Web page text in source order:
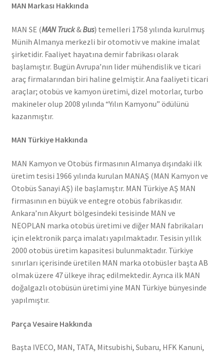
MAN Markası Hakkında
MAN SE (MAN Truck&Bus) temelleri 1758 yılında kurulmuş
Münih Almanya merkezli bir otomotiv ve makine imalat
şirketidir. Faaliyet hayatına demir fabrikası olarak
başlamıştır. Bugün Avrupa’nın lider mühendislik ve ticari
araç firmalarından biri haline gelmiştir. Ana faaliyeti ticari
araçlar; otobüs ve kamyon üretimi, dizel motorlar, turbo
makineler olup 2008 yılında “Yılın Kamyonu” ödülünü
kazanmıştır.
MAN Türkiye Hakkında
MAN Kamyon ve Otobüs firmasının Almanya dışındaki ilk
üretim tesisi 1966 yılında kurulan MANAŞ (MAN Kamyon ve
Otobüs Sanayi AŞ) ile başlamıştır. MAN Türkiye AŞ MAN
firmasının en büyük ve entegre otobüs fabrikasıdır.
Ankara’nın Akyurt bölgesindeki tesisinde MAN ve
NEOPLAN marka otobüs üretimi ve diğer MAN fabrikaları
için elektronik parça imalatı yapılmaktadır. Tesisin yıllık
2000 otobüs üretim kapasitesi bulunmaktadır. Türkiye
sınırları içerisinde üretilen MAN marka otobüsler başta AB
olmak üzere 47 ülkeye ihraç edilmektedir. Ayrıca ilk MAN
doğalgazlı otobüsün üretimi yine MAN Türkiye bünyesinde
yapılmıştır.
Parça Vesaire Hakkında
Başta IVECO, MAN, TATA, Mitsubishi, Subaru, HFK Kanuni,